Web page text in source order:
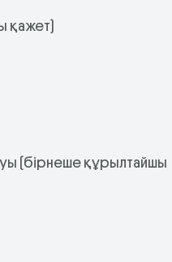
қажет)
(бірнеше құрылтайшы